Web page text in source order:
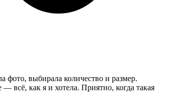
фото, выбирала количество и размер.
всё, как я и хотела. Приятно, когда такая